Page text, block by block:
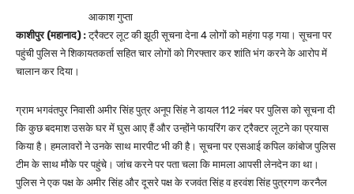
आकाश गुप्ता
काशीपुर (महानाद) :ट्रैक्टर लूट की झूठी सूचना देना 4 लोगों को महंगा पड़ गया। सूचना पर
पहुंची पुलिस ने शिकायतकर्ता सहित चार लोगों को गिरफ्तार कर शांति भंग करने के आरोप में
चालान कर दिया।
ग्राम भगवंतपुर निवासी अमीर सिंह पुत्र अनूप सिंह ने डायल 112 नंबर पर पुलिस को सूचना दी
कि कुछ बदमाश उसके घर में घुस आए हैं और उन्होंने फायरिंग कर ट्रैक्टर लूटने का प्रयास
किया है। हमलावरों ने उनके साथ मारपीट भी की है। सूचना पर एसआई कपिल कांबोज पुलिस
टीम के साथ मौके पर पहुंचे। जांच करने पर पता चला कि मामला आपसी लेनदेन का था।
पुलिस ने एक पक्ष के अमीर सिंह और दूसरे पक्ष के रजवंत सिंह व हरवंश सिंह पुत्रगण करनैल